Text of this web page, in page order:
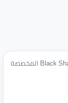
هواتف شاومي Black Shark المخصصة